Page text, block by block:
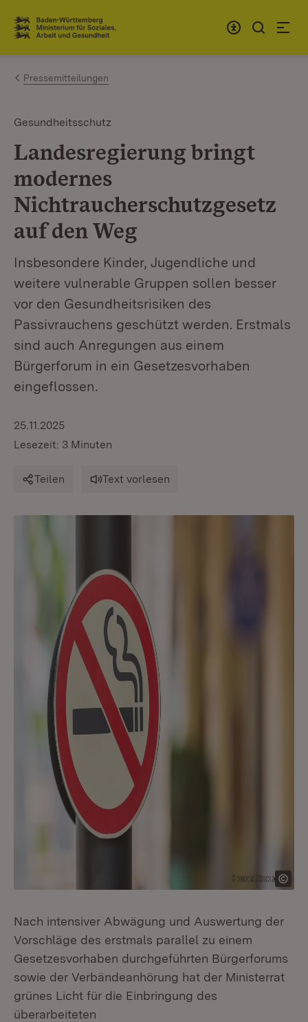
Zum Inhalt springen
Link zur Startseite
Pressemitteilungen
Gesundheitsschutz
Landesregierung bringt
modernes
Nichtraucherschutzgesetz
auf den Weg
Insbesondere Kinder, Jugendliche und
weitere vulnerable Gruppen sollen besser
vor den Gesundheitsrisiken des
Passivrauchens geschützt werden. Erstmals
sind auch Anregungen aus einem
Bürgerforum in ein Gesetzesvorhaben
eingeflossen.
25.11.2025
Lesezeit: 3 Minuten
Teilen Text vorlesen
Nach intensiver Abwägung und Auswertung der
Vorschläge des erstmals parallel zu einem
Gesetzesvorhaben durchgeführten Bürgerforums
sowie der Verbändeanhörung hat der Ministerrat
grünes Licht für die Einbringung des
überarbeiteten